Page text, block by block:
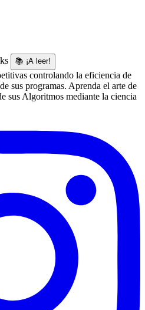
📚 ¡A leer!
controlando la eficiencia de
sus programas. Aprenda el arte de
sus Algoritmos mediante la ciencia